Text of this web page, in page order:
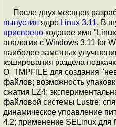
После двух месяцев
выпустил ядро Linux 3.11. В
присвоено кодовое имя
аналогии с Windows 3.11 for
наиболее заметных
кэширования раздела
O_TMPFILE для создания
файлов; возможность
сжатия LZ4;
файловой системы Lustre;
динамическое управление
4.2; применение SELinux для